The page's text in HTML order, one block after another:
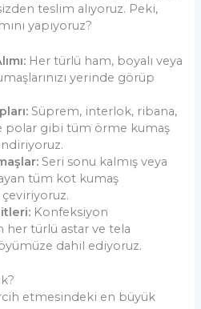
teslim alıyoruz. Peki,
yapıyoruz?
Her türlü ham, boyalı veya
yerinde görüp
Süprem, interlok, ribana,
polar gibi tüm örme kumaş
Seri sonu kalmış veya
tüm kot kumaş
çeviriyoruz.
Konfeksiyon
türlü astar ve tela
dahil ediyoruz.
etmesindeki en büyük